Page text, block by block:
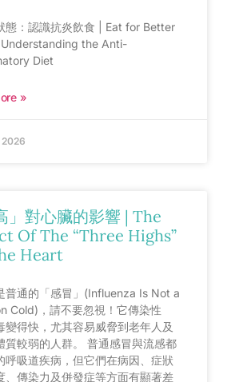
態：認識抗炎飲食 | Eat for Better
the Anti-
Diet
»
2026
」對心臟的影響 | The
Of The “Three Highs”
Heart
普通的「感冒」(Influenza Is Not a
Cold)，請不要忽視！它傳染性
變得快，尤其容易威脅到老年人及
質較弱的人群。 普通感冒與流感都
呼吸道疾病，但它們在病因、症狀
、傳染力及併發症等方面有顯著差